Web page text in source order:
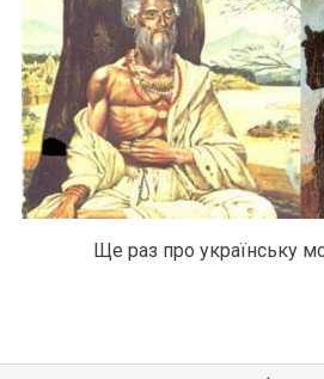
Ще раз про українську